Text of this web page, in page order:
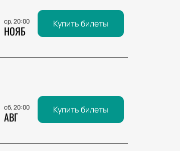
ср, 20:00
НОЯБ Купить билеты
сб, 20:00
АВГ Купить билеты